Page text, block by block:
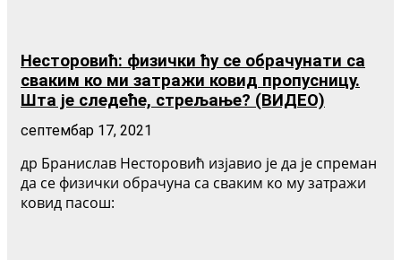
Несторовић: физички ћу се обрачунати са
сваким ко ми затражи ковид пропусницу.
Шта је следеће, стрељање? (ВИДЕО)
септембар 17, 2021
др Бранислав Несторовић изјавио је да је спреман
да се физички обрачуна са сваким ко му затражи
ковид пасош: